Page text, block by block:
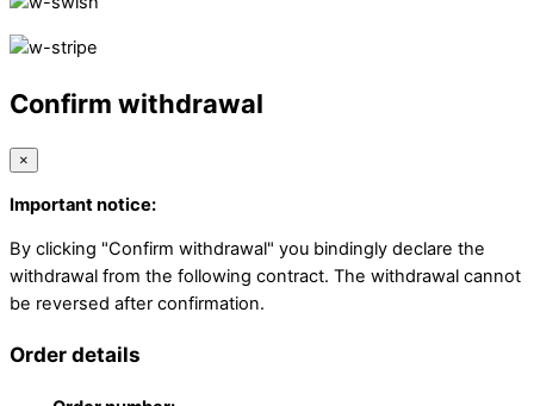
Confirm withdrawal
×
Important notice:
By clicking "Confirm withdrawal" you bindingly declare the
withdrawal from the following contract. The withdrawal cannot
be reversed after confirmation.
Order details